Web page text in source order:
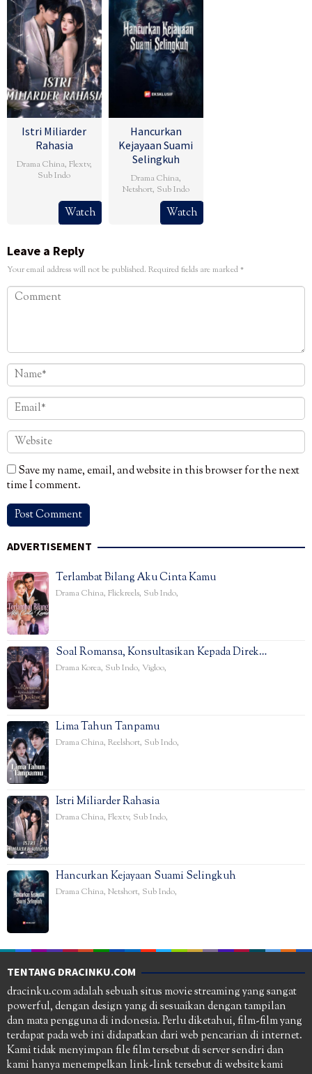
Istri Miliarder
Rahasia
Drama China, Flextv,
Sub Indo
Watch
Hancurkan
Kejayaan Suami
Selingkuh
Drama China,
Netshort, Sub Indo
Watch
Leave a Reply
Your email address will not be published. Required fields are marked*
Save my name, email, and website in this browser for the next
time I comment.
ADVERTISEMENT
Terlambat Bilang Aku Cinta Kamu
Drama China, Flickreels, Sub Indo,
Soal Romansa, Konsultasikan Kepada Direk…
Drama Korea, Sub Indo, Vigloo,
Lima Tahun Tanpamu
Drama China, Reelshort, Sub Indo,
Istri Miliarder Rahasia
Drama China, Flextv, Sub Indo,
Hancurkan Kejayaan Suami Selingkuh
Drama China, Netshort, Sub Indo,
TENTANG DRACINKU.COM
dracinku.com adalah sebuah situs movie streaming yang sangat
powerful, dengan design yang di sesuaikan dengan tampilan
dan mata pengguna di indonesia. Perlu diketahui, film-film yang
terdapat pada web ini didapatkan dari web pencarian di internet.
Kami tidak menyimpan file film tersebut di server sendiri dan
kami hanya menempelkan link-link tersebut di website kami